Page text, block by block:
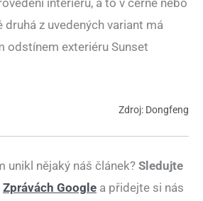
druhá z uvedených variant má
odstínem exteriéru Sunset
Zdroj: Dongfeng
unikl nějaký náš článek?Sledujte
Zprávách Google a přidejte si nás